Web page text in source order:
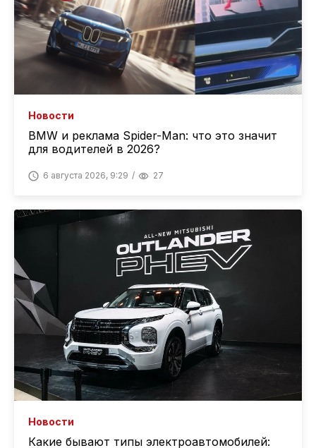
Новости
BMW и реклама Spider-Man: что это значит
для водителей в 2026?
6 августа 2026, 9:29 27
Новости
Какие бывают типы электроавтомобилей: